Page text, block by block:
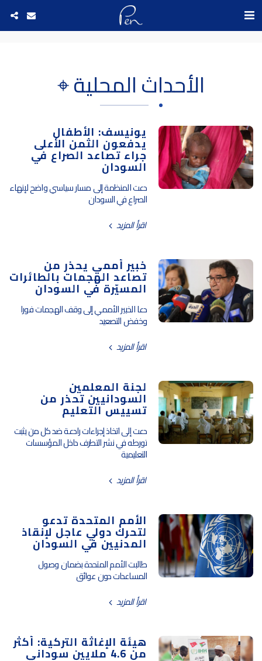
الأحداث المحلية ⌖
يونيسف: الأطفال
يدفعون الثمن الأعلى
جراء تصاعد الصراع في
السودان
دعت المنظمة إلى مسار سياسي واضح لإنهاء
الصراع في السودان
اقرأ المزيد
خبير أممي يحذر من
تصاعد الهجمات بالطائرات
المسيّرة في السودان
دعا الخبير الأممي إلى وقف الهجمات فورا
وخفض التصعيد
اقرأ المزيد
لجنة المعلمين
السودانيين تحذر من
تسييس التعليم
دعت إلى اتخاذ إجراءات رادعة ضد كل من يثبت
تورطه في نشر التطرف داخل المؤسسات
التعليمية
اقرأ المزيد
الأمم المتحدة تدعو
لتحرك دولي عاجل لإنقاذ
المدنيين في السودان
طالبت الأمم المتحدة بضمان وصول
المساعدات دون عوائق
اقرأ المزيد
هيئة الإغاثة التركية: أكثر
من 4.6 ملايين سوداني